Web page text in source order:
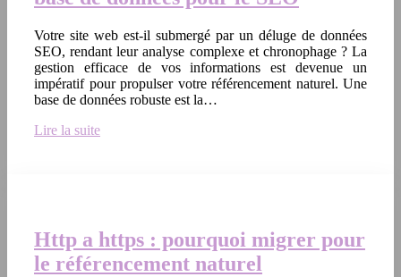
Votre site web est-il submergé par un déluge de données
SEO, rendant leur analyse complexe et chronophage ? La
gestion efficace de vos informations est devenue un
impératif pour propulser votre référencement naturel. Une
base de données robuste est la…
Lire la suite
Http a https : pourquoi migrer pour
le référencement naturel